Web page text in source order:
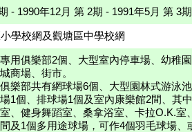
- 1990年12月 第 2期 - 1991年5月 第 3
學校網及觀塘區中學校網
用俱樂部2個、大型室內停車場、幼稚
商場、街市。
樂部共有網球場6個、大型園林式游泳
1個、排球場1個及室內康樂館2間、其
、健身舞蹈室、桑拿浴室、卡拉O.K.室
及1個多用途球場，可作4個羽毛球場